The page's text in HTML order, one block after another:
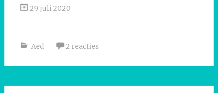
29 juli 2020
Aed 2 reacties